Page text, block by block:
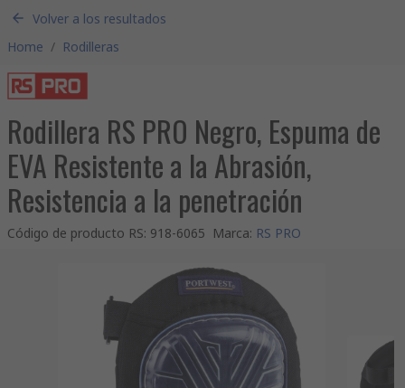
Volver a los resultados
Home / Rodilleras
Rodillera RS PRO Negro, Espuma de
EVA Resistente a la Abrasión,
Resistencia a la penetración
Código de producto RS: 918-6065 Marca: RS PRO